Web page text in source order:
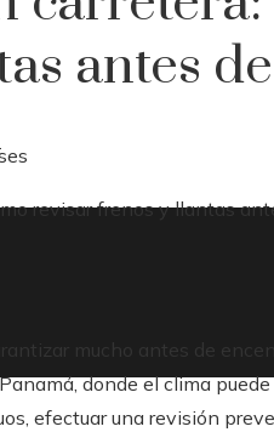
antes
mucho antes de
donde el clima
efectuar una revisión